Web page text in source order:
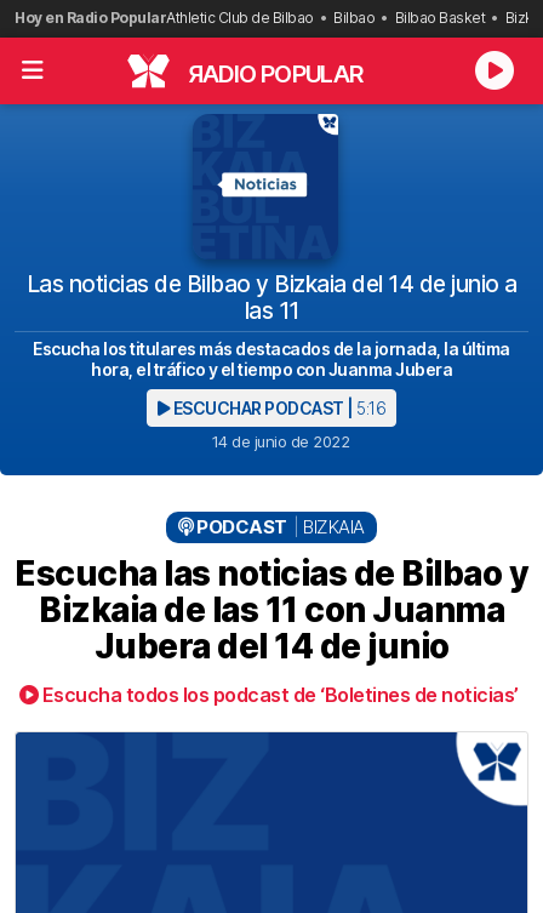
Saltar
al
contenido
Hoy en Radio PopularAthletic Club de Bilbao Bilbao Bilbao Basket
RADIO POPULAR
Las noticias de Bilbao y Bizkaia del 14 de junio a
las 11
Escucha los titulares más destacados de la jornada, la última
hora, el tráfico y el tiempo con Juanma Jubera
ESCUCHAR PODCAST | 5:16
14 de junio de 2022
PODCAST BIZKAIA
Escucha las noticias de Bilbao y
Bizkaia de las 11 con Juanma
Jubera del 14 de junio
Escucha todos los podcast de ‘Boletines de noticias’